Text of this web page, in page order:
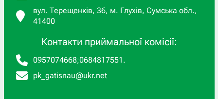
вул. Терещенків, 36, м. Глухів, Сумська обл.,
41400
Контакти приймальної комісії:
0957074668;0684817551 .
pk_gatisnau@ukr.net